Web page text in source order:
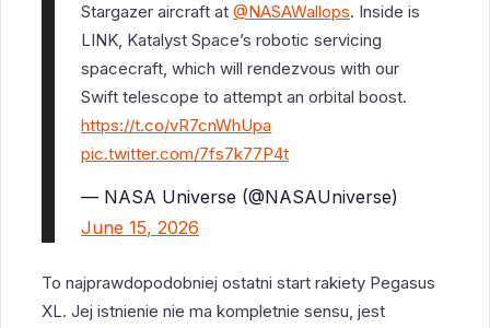
Stargazer aircraft at@NASAWallops. Inside is
LINK, Katalyst Space’s robotic servicing
spacecraft, which will rendezvous with our
Swift telescope to attempt an orbital boost.
https://t.co/vR7cnWhUpa
pic.twitter.com/7fs7k77P4t
— NASA Universe (@NASAUniverse)
June 15, 2026
To najprawdopodobniej ostatni start rakiety Pegasus
XL. Jej istnienie nie ma kompletnie sensu, jest